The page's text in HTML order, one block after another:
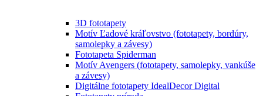
3D fototapety
Motív Ľadové kráľovstvo (fototapety, bordúry,
samolepky a závesy)
Fototapeta Spiderman
Motív Avengers (fototapety, samolepky, vankúše
a závesy)
Digitálne fototapety IdealDecor Digital